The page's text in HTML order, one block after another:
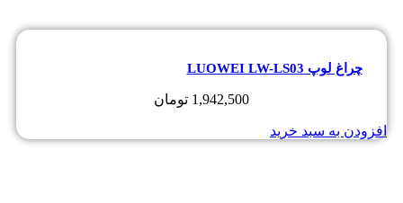
چراغ لوپ LUOWEI LW-LS03
1,942,500 تومان
افزودن به سبد خرید